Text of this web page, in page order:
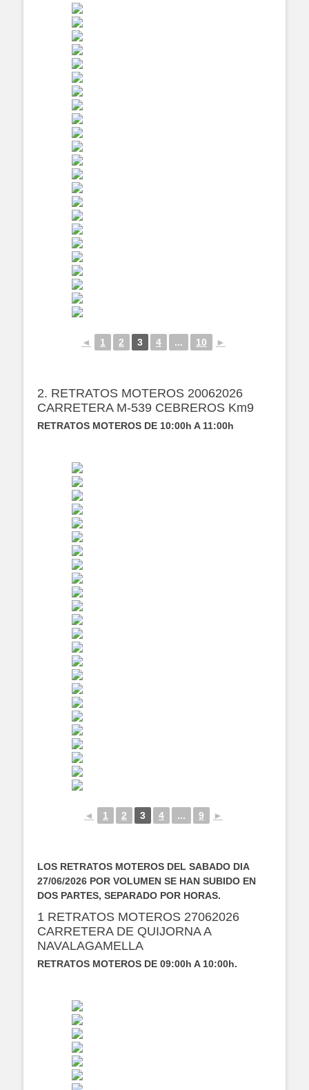
◄ 1 2 3 4 ... 10 ►
2. RETRATOS MOTEROS 20062026
CARRETERA M-539 CEBREROS Km9
RETRATOS MOTEROS DE 10:00h A 11:00h
◄ 1 2 3 4 ... 9 ►
LOS RETRATOS MOTEROS DEL SABADO DIA
27/06/2026 POR VOLUMEN SE HAN SUBIDO EN
DOS PARTES, SEPARADO POR HORAS.
1 RETRATOS MOTEROS 27062026
CARRETERA DE QUIJORNA A
NAVALAGAMELLA
RETRATOS MOTEROS DE 09:00h A 10:00h.